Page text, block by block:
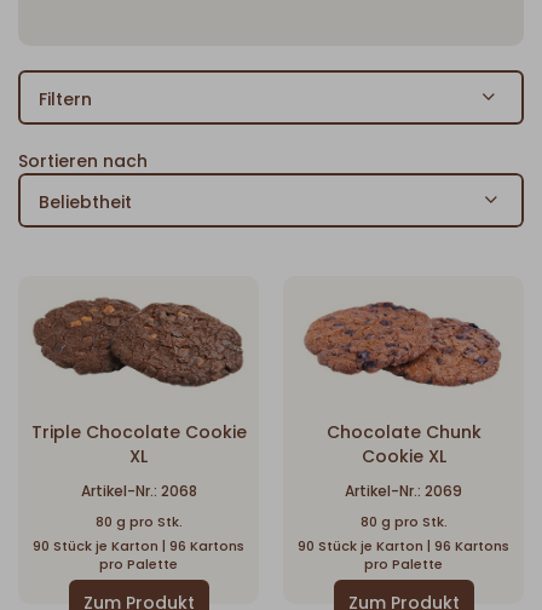
Filtern
Sortieren nach
Triple Chocolate Cookie
XL
Artikel-Nr.: 2068
80 g pro Stk.
90 Stück je Karton | 96 Kartons
pro Palette
Chocolate Chunk
Cookie XL
Artikel-Nr.: 2069
80 g pro Stk.
90 Stück je Karton | 96 Kartons
pro Palette